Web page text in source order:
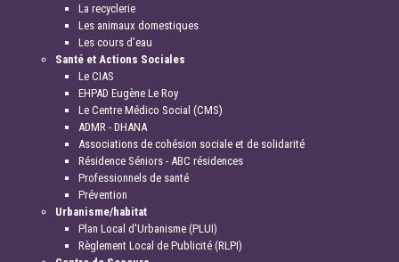
La recyclerie
Les animaux domestiques
Les cours d'eau
Santé et Actions Sociales
Le CIAS
EHPAD Eugène Le Roy
Le Centre Médico Social (CMS)
ADMR - DHANA
Associations de cohésion sociale et de solidarité
Résidence Séniors - ABC résidences
Professionnels de santé
Prévention
Urbanisme/habitat
Plan Local d'Urbanisme (PLUI)
Règlement Local de Publicité (RLPI)